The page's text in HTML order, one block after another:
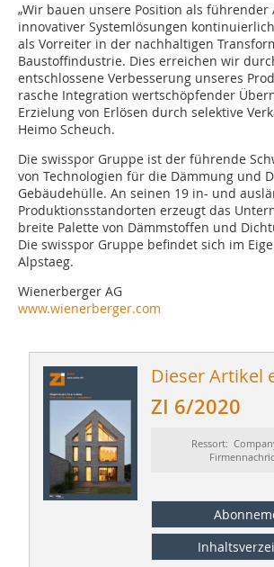
„Wir bauen unsere Position als führender
innovativer Systemlösungen
als Vorreiter in der nachhaltigen
Baustoffindustrie. Dies erreichen wir
entschlossene Verbesserung unseres
rasche Integration wertschöpfender
Erzielung von Erlösen durch selektive
Heimo Scheuch.
Die swisspor Gruppe ist der führende
von Technologien für die Dämmung und
Gebäudehülle. An seinen 19 in- und
Produktionsstandorten erzeugt das
breite Palette von Dämmstoffen und
Die swisspor Gruppe befindet sich im
Alpstaeg.
Wienerberger AG
www.wienerberger.com
Dieser Artikel
ZI 6/2020
Ressort: